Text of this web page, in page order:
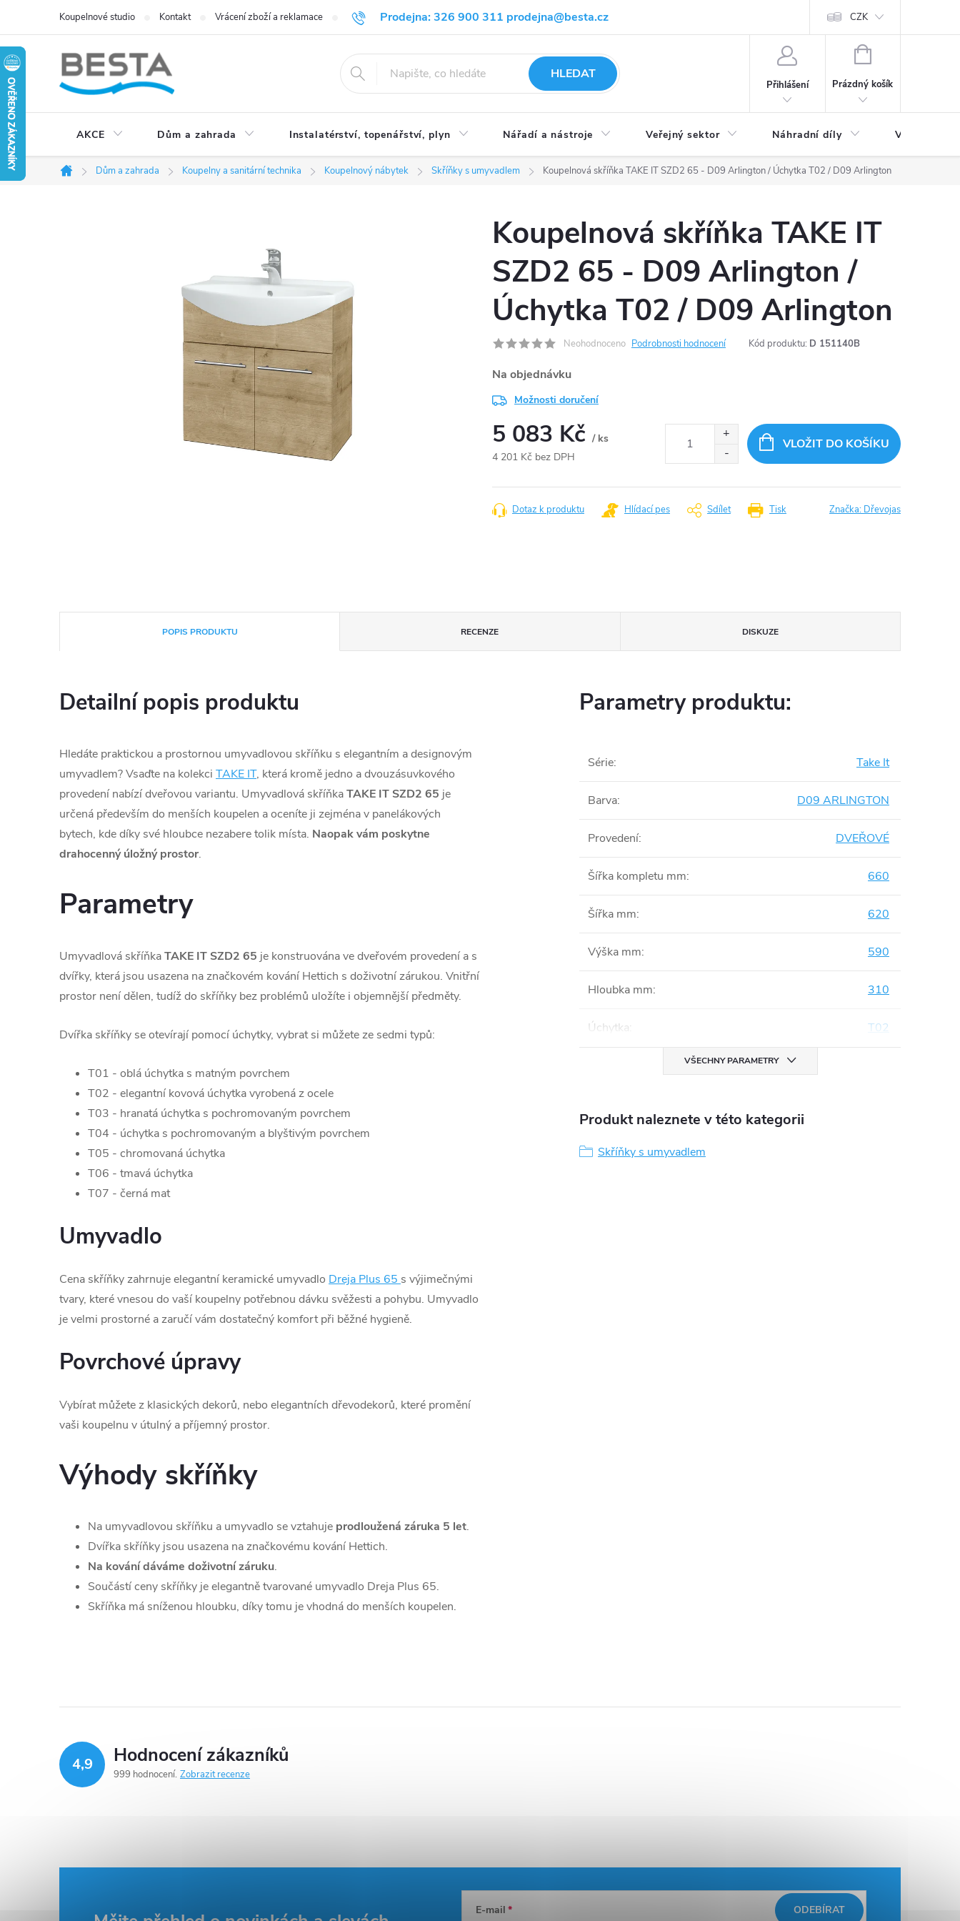
obsah
Prodejna: 326 900 311 prodejna@besta.cz
Koupelnové studio Kontakt Vrácení zboží a reklamace Blog Obchodní podmínky Ochrana osobních údajů CZK
HLEDAT
Přihlášení
NÁKUPNÍ
Prázdný košík
AKCE Dům a zahrada Instalatérství, topenářství, plyn Nářadí a nástroje Veřejný sektor Náhradní díly Výprodej a
Domů
Dům a zahrada Koupelny a sanitární technika Koupelnový nábytek Skříňky s umyvadlem Koupelnová skříňka TAKE IT SZD2 65 - D09 Arlington / Úchytka T02 / D09 Arlington
Koupelnová skříňka TAKE IT
SZD2 65 - D09 Arlington /
Úchytka T02 / D09 Arlington
Neohodnoceno Podrobnosti hodnocení Kód produktu: D 151140B
Na objednávku
Možnosti doručení
5 083 Kč / ks
4 201 Kč bez DPH
cena:
VLOŽIT DO KOŠÍKU
Tisk
Dotaz k produktu Hlídací pes Sdílet Značka: Dřevojas
POPIS PRODUKTU RECENZE DISKUZE
Detailní popis produktu
Hledáte praktickou a prostornou umyvadlovou skříňku s elegantním a designovým
umyvadlem? Vsaďte na kolekci TAKE IT, která kromě jedno a dvouzásuvkového
provedení nabízí dveřovou variantu. Umyvadlová skříňkaTAKE IT SZD2 65 je
určená především do menších koupelen a oceníte ji zejména v panelákových
bytech, kde díky své hloubce nezabere tolik místa. Naopak vám poskytne
drahocenný úložný prostor.
Parametry
Umyvadlová skříňkaTAKE IT SZD2 65 je konstruována ve dveřovém provedení a s
dvířky, která jsou usazena na značkovém kování Hettich s doživotní zárukou. Vnitřní
prostor není dělen, tudíž do skříňky bez problémů uložíte i objemnější předměty.
Dvířka skříňky se otevírají pomocí úchytky, vybrat si můžete ze sedmi typů:
T01 - oblá úchytka s matným povrchem
T02 - elegantní kovová úchytka vyrobená z ocele
T03 - hranatá úchytka s pochromovaným povrchem
T04 - úchytka s pochromovaným a blyštivým povrchem
T05 - chromovaná úchytka
T06 - tmavá úchytka
T07 - černá mat
Umyvadlo
Cena skříňky zahrnuje elegantní keramické umyvadlo Dreja Plus 65 s výjimečnými
tvary, které vnesou do vaší koupelny potřebnou dávku svěžesti a pohybu. Umyvadlo
je velmi prostorné a zaručí vám dostatečný komfort při běžné hygieně.
Povrchové úpravy
Vybírat můžete z klasických dekorů, nebo elegantních dřevodekorů, které promění
vaši koupelnu v útulný a příjemný prostor.
Výhody skříňky
Na umyvadlovou skříňku a umyvadlo se vztahuje prodloužená záruka 5 let.
Dvířka skříňky jsou usazena na značkovému kování Hettich.
Na kování dáváme doživotní záruku.
Součástí ceny skříňky je elegantně tvarované umyvadlo Dreja Plus 65.
Skříňka má sníženou hloubku, díky tomu je vhodná do menších koupelen.
Parametry produktu:
Série: Take It
Barva: D09 ARLINGTON
Provedení: DVEŘOVÉ
Šířka kompletu mm: 660
Šířka mm: 620
Výška mm: 590
Hloubka mm: 310
Úchytka: T02
VŠECHNY PARAMETRY
Produkt naleznete v této kategorii
Skříňky s umyvadlem
4,9 Hodnocení zákazníků
999 hodnocení Zobrazit recenze
E-mail ODEBÍRAT